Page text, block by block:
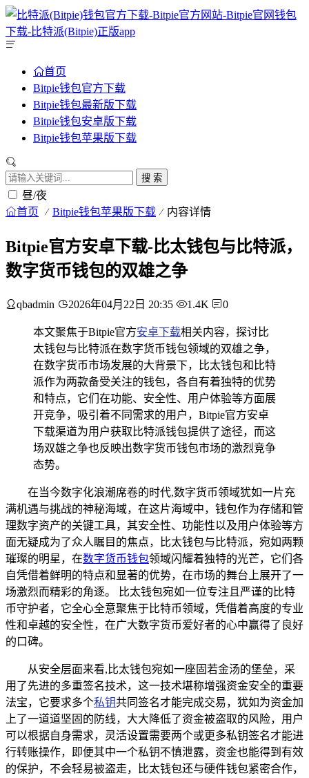
首页
Bitpie钱包官方下载
Bitpie钱包最新版下载
Bitpie钱包安卓版下载
Bitpie钱包苹果版下载
搜 索
昼/夜
首页 Bitpie钱包苹果版下载 内容详情
Bitpie官方安卓下载-比太钱包与比特派，
数字货币钱包的双雄之争
qbadmin 2026年04月22日 20:35 1.4K 0
本文聚焦于Bitpie官方安卓下载相关内容，探讨比
太钱包与比特派在数字货币钱包领域的双雄之争，
在数字货币市场发展的大背景下，比太钱包和比特
派作为两款备受关注的钱包，各自有着独特的优势
和特点，它们在功能、安全性、用户体验等方面展
开竞争，吸引着不同需求的用户，Bitpie官方安卓
下载渠道为用户获取比特派钱包提供了途径，而这
场双雄之争也反映出数字货币钱包市场的激烈竞争
态势。
在当今数字化浪潮席卷的时代,数字货币领域犹如一片充
满机遇与挑战的神秘海域，在这片海域中，钱包作为存储和管
理数字资产的关键工具，其安全性、功能性以及用户体验等方
面无疑成为了众人瞩目的焦点，比太钱包与比特派，宛如两颗
璀璨的明星，在数字货币钱包领域闪耀着独特的光芒，它们各
自凭借着鲜明的特点和显著的优势，在市场的舞台上展开了一
场激烈而精彩的角逐。 比太钱包宛如一位专注且严谨的比特
币守护者，它全心全意聚焦于比特币领域，凭借着高度的专业
性和卓越的安全性，在广大数字货币爱好者的心中赢得了良好
的口碑。
从安全层面来看,比太钱包宛如一座固若金汤的堡垒，采
用了先进的多重签名技术，这一技术堪称增强资金安全的重要
法宝，它要求多个私钥共同签名才能完成交易，犹如为资金加
上了一道道坚固的防线，大大降低了资金被盗取的风险，用户
可以根据自身需求，灵活设置需要两个或更多私钥签名才能进
行转账操作，即便其中一个私钥不慎泄露，资金也能得到有效
的保护，不会轻易被盗走，比太钱包还与硬件钱包紧密合作，